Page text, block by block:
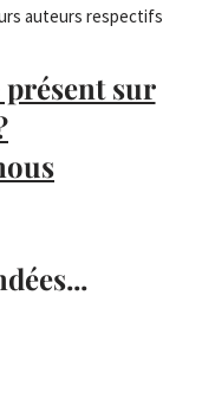
auteurs respectifs
présent sur